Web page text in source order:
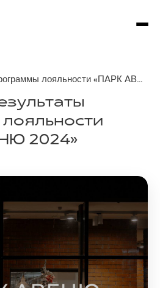
Итоговые результаты программы лояльности «ПАРК АВЕ...
2024»